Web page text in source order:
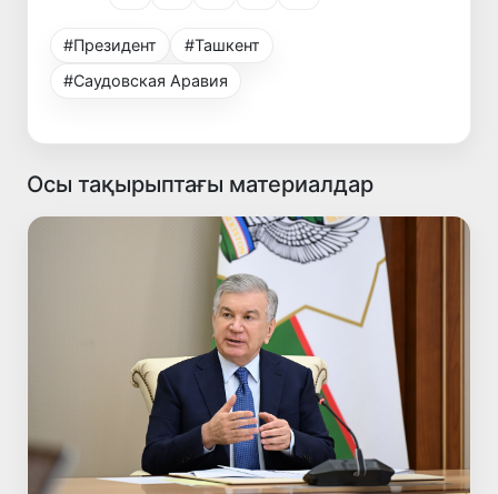
#Президент
#Ташкент
#Саудовская Аравия
Осы тақырыптағы материалдар